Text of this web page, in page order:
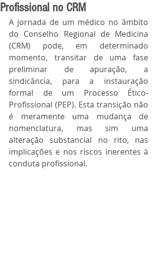
Profissional no CRM
A jornada de um médico no âmbito
do Conselho Regional de Medicina
(CRM) pode, em determinado
momento, transitar de uma fase
preliminar de apuração, a
sindicância, para a instauração
formal de um Processo Ético-
Profissional (PEP). Esta transição não
é meramente uma mudança de
nomenclatura, mas sim uma
alteração substancial no rito, nas
implicações e nos riscos inerentes à
conduta profissional.